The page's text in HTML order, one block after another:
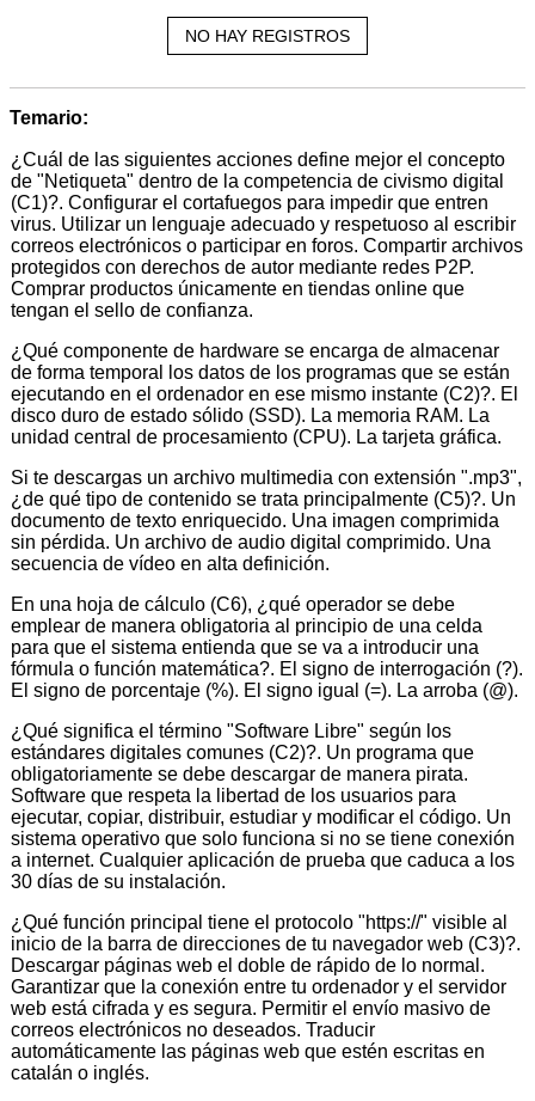
NO HAY REGISTROS
Temario:
¿Cuál de las siguientes acciones define mejor el concepto
de "Netiqueta" dentro de la competencia de civismo digital
(C1)?. Configurar el cortafuegos para impedir que entren
virus. Utilizar un lenguaje adecuado y respetuoso al escribir
correos electrónicos o participar en foros. Compartir archivos
protegidos con derechos de autor mediante redes P2P.
Comprar productos únicamente en tiendas online que
tengan el sello de confianza.
¿Qué componente de hardware se encarga de almacenar
de forma temporal los datos de los programas que se están
ejecutando en el ordenador en ese mismo instante (C2)?. El
disco duro de estado sólido (SSD). La memoria RAM. La
unidad central de procesamiento (CPU). La tarjeta gráfica.
Si te descargas un archivo multimedia con extensión ".mp3",
¿de qué tipo de contenido se trata principalmente (C5)?. Un
documento de texto enriquecido. Una imagen comprimida
sin pérdida. Un archivo de audio digital comprimido. Una
secuencia de vídeo en alta definición.
En una hoja de cálculo (C6), ¿qué operador se debe
emplear de manera obligatoria al principio de una celda
para que el sistema entienda que se va a introducir una
fórmula o función matemática?. El signo de interrogación (?).
El signo de porcentaje (%). El signo igual (=). La arroba (@).
¿Qué significa el término "Software Libre" según los
estándares digitales comunes (C2)?. Un programa que
obligatoriamente se debe descargar de manera pirata.
Software que respeta la libertad de los usuarios para
ejecutar, copiar, distribuir, estudiar y modificar el código. Un
sistema operativo que solo funciona si no se tiene conexión
a internet. Cualquier aplicación de prueba que caduca a los
30 días de su instalación.
¿Qué función principal tiene el protocolo "https://" visible al
inicio de la barra de direcciones de tu navegador web (C3)?.
Descargar páginas web el doble de rápido de lo normal.
Garantizar que la conexión entre tu ordenador y el servidor
web está cifrada y es segura. Permitir el envío masivo de
correos electrónicos no deseados. Traducir
automáticamente las páginas web que estén escritas en
catalán o inglés.